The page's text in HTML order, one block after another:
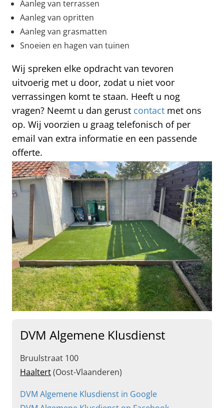
Aanleg van terrassen
Aanleg van opritten
Aanleg van grasmatten
Snoeien en hagen van tuinen
Wij spreken elke opdracht van tevoren
uitvoerig met u door, zodat u niet voor
verrassingen komt te staan. Heeft u nog
vragen? Neemt u dan gerust contact met ons
op. Wij voorzien u graag telefonisch of per
email van extra informatie en een passende
offerte.
DVM Algemene Klusdienst
Bruulstraat 100
Haaltert(Oost-Vlaanderen)
DVM Algemene Klusdienst in Google